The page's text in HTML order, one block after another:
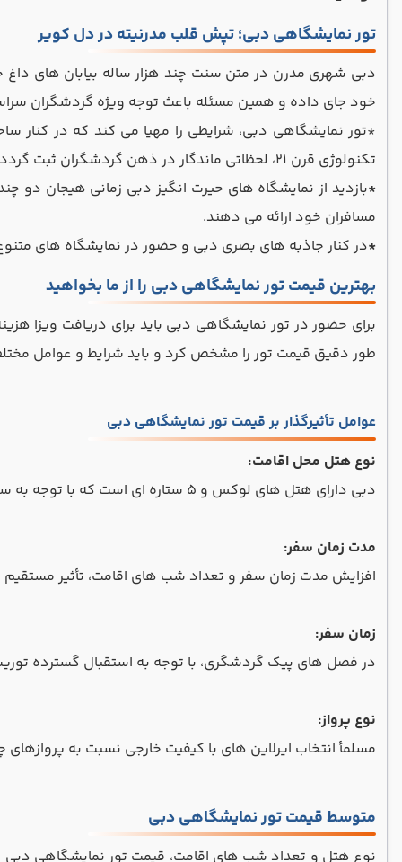
تور نمایشگاهی دبی؛ تپش قلب مدرنیته در دل کویر
دبی شهری مدرن در متن سنت چند هزار ساله بیابان های
خود جای داده و همین مسئله باعث توجه ویژه گردشگران
*تور نمایشگاهی دبی، شرایطی را مهیا می کند که در کنار
تکنولوژی قرن ۲۱، لحظاتی ماندگار در ذهن گردشگران ثبت گردد.
*بازدید از نمایشگاه های حیرت انگیز دبی زمانی هیجان
مسافران خود ارائه می دهند.
*در کنار جاذبه های بصری دبی و حضور در نمایشگاه های
بهترین قیمت تور نمایشگاهی دبی را از ما بخواهید
برای حضور در تور نمایشگاهی دبی باید برای دریافت ویزا
طور دقیق قیمت تور را مشخص کرد و باید شرایط و عوامل
عوامل تأثیرگذار بر قیمت تور نمایشگاهی دبی
نوع هتل محل اقامت:
دبی دارای هتل های لوکس و ۵ ستاره ای است که با توجه به سرویس دهی منحصر به فردی که دارند نسبت به هتل های ۳ و ۴ ستاره، هزینه بیشتری را در بر خواهند داشت.
مدت زمان سفر:
افزایش مدت زمان سفر و تعداد شب های اقامت، تأثیر
زمان سفر:
در فصل های پیک گردشگری، با توجه به استقبال گسترده
نوع پرواز:
مسلمأ انتخاب ایرلاین های با کیفیت خارجی نسبت به پروازهای
متوسط قیمت تور نمایشگاهی دبی